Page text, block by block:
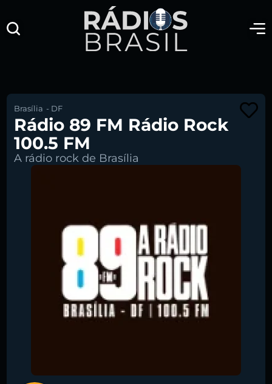
Brasília - DF
Rádio 89 FM Rádio Rock
100.5 FM
A rádio rock de Brasília